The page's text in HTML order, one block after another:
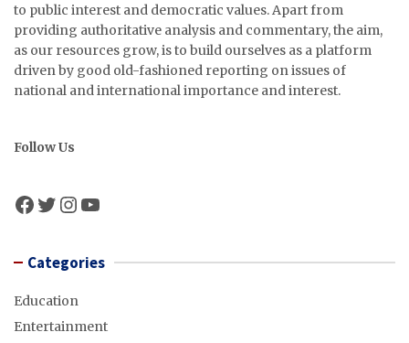
to public interest and democratic values. Apart from
providing authoritative analysis and commentary, the aim,
as our resources grow, is to build ourselves as a platform
driven by good old-fashioned reporting on issues of
national and international importance and interest.
Follow Us
Facebook
Twitter
Instagram
YouTube
Categories
Education
Entertainment